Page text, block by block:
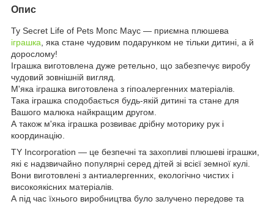
Опис
Ty Secret Life of Pets Мопс Маус — приємна плюшева
іграшка , яка стане чудовим подарунком не тільки дитині, а й
дорослому!
Іграшка виготовлена дуже ретельно, що забезпечує виробу
чудовий зовнішній вигляд.
М'яка іграшка виготовлена з гіпоалергенних матеріалів.
Така іграшка сподобається будь-якій дитині та стане для
Вашого малюка найкращим другом.
А також м'яка іграшка розвиває дрібну моторику рук і
координацію.
TY Incorporation — це безпечні та захопливі плюшеві іграшки,
які є надзвичайно популярні серед дітей зі всієї земної кулі.
Вони виготовлені з антиалергенних, екологічно чистих і
високоякісних матеріалів.
А під час їхнього виробництва було залучено передове та